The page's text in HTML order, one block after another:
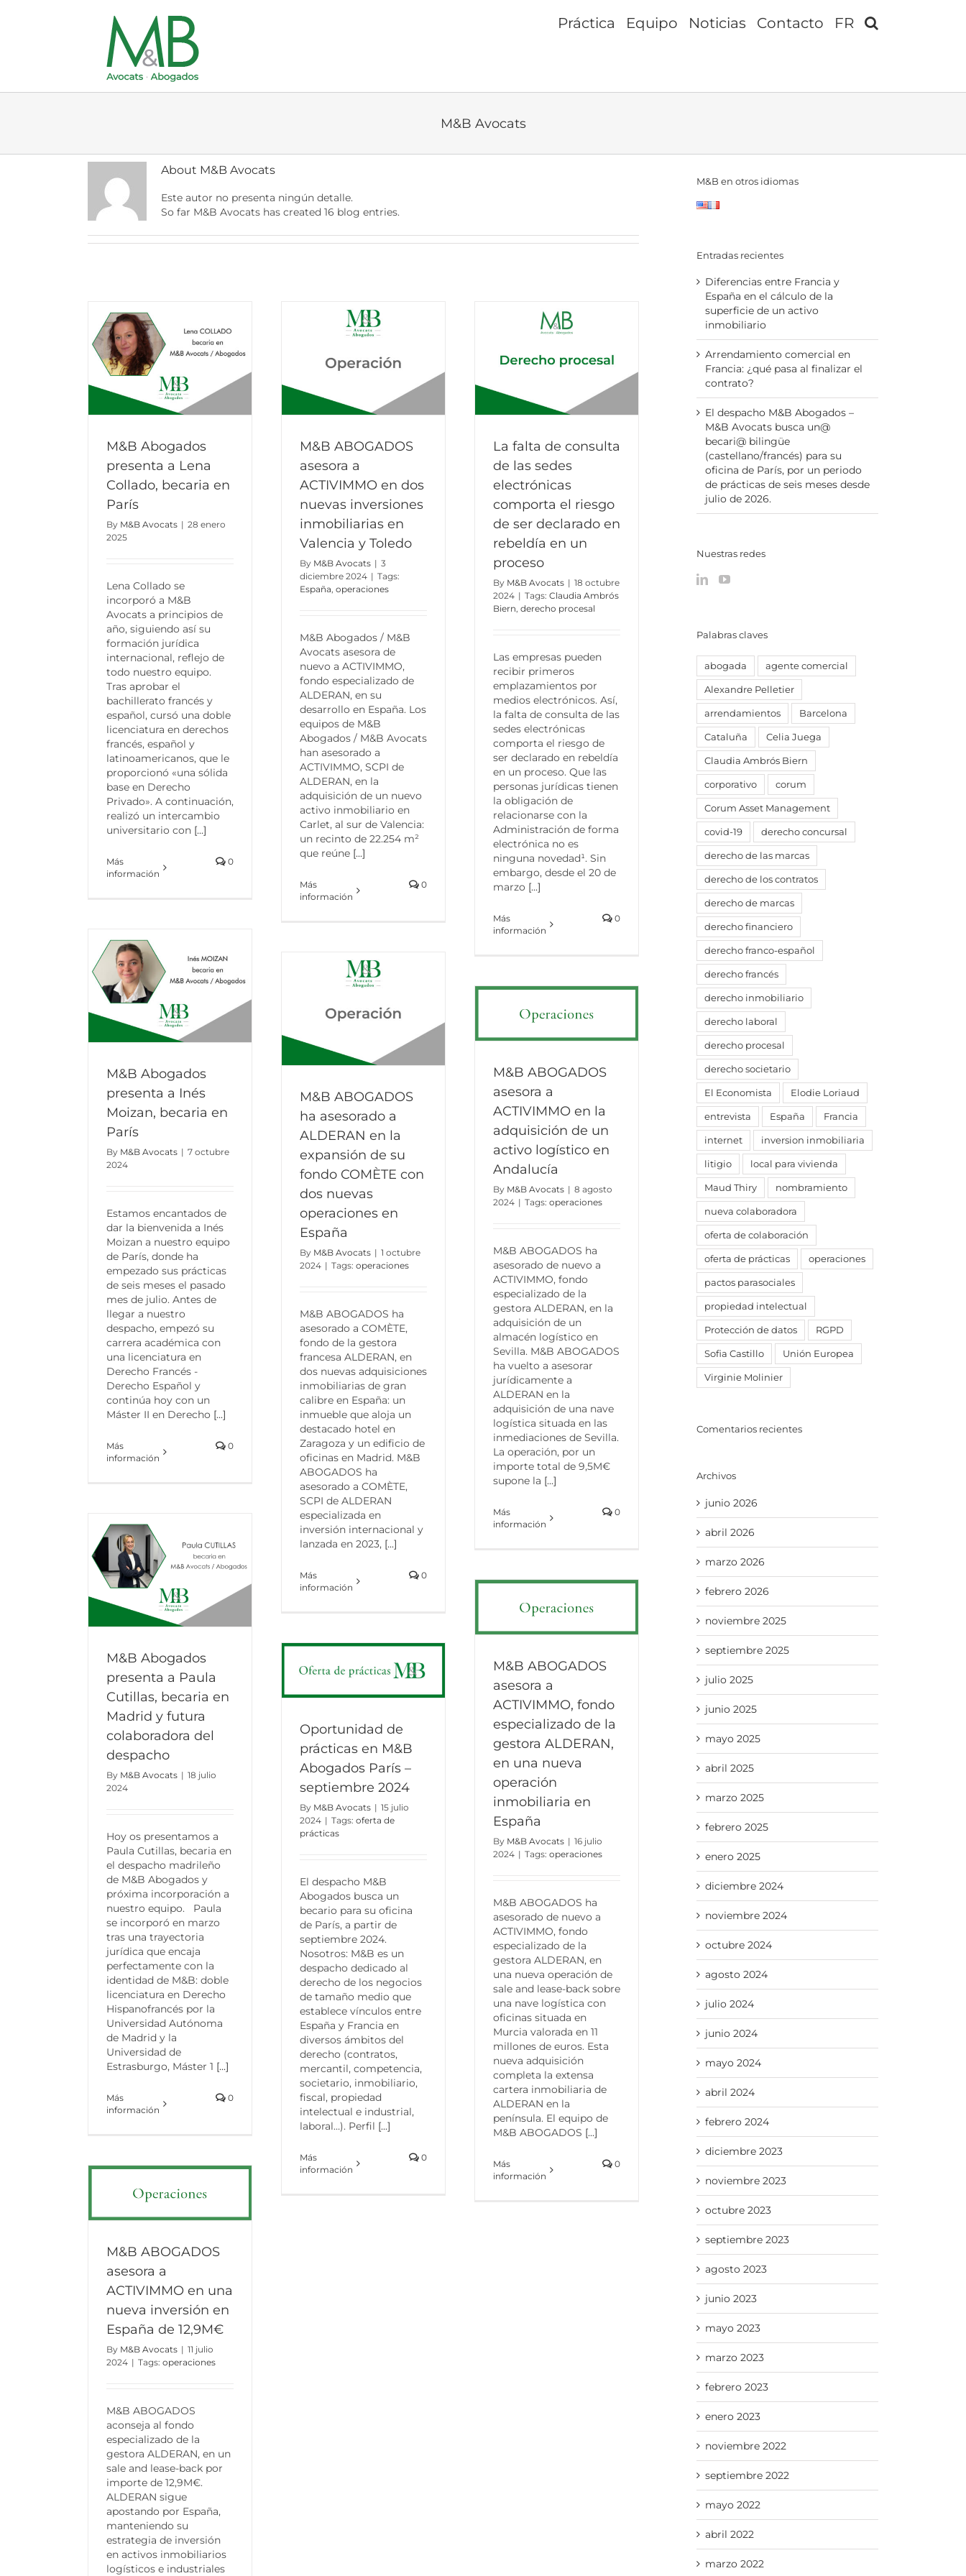
Práctica Equipo Noticias Contacto FR
M&B Avocats
About M&B Avocats
Este autor no presenta ningún detalle.
So far M&B Avocats has created 16 blog entries.
M&B Abogados
presenta a Lena
Collado, becaria en
París
By M&B Avocats | 28 enero
2025
Lena Collado se
incorporó a M&B
Avocats a principios de
año, siguiendo así su
formación jurídica
internacional, reflejo de
todo nuestro equipo.
Tras aprobar el
bachillerato francés y
español, cursó una doble
licenciatura en derechos
francés, español y
latinoamericanos, que le
proporcionó «una sólida
base en Derecho
Privado». A continuación,
realizó un intercambio
universitario con [...]
Más
información
0
M&B ABOGADOS
asesora a
ACTIVIMMO en dos
nuevas inversiones
inmobiliarias en
Valencia y Toledo
By M&B Avocats | 3
diciembre 2024 | Tags:
España, operaciones
M&B Abogados / M&B
Avocats asesora de
nuevo a ACTIVIMMO,
fondo especializado de
ALDERAN, en su
desarrollo en España. Los
equipos de M&B
Abogados / M&B Avocats
han asesorado a
ACTIVIMMO, SCPI de
ALDERAN, en la
adquisición de un nuevo
activo inmobiliario en
Carlet, al sur de Valencia:
un recinto de 22.254 m²
que reúne [...]
Más
información
0
La falta de consulta
de las sedes
electrónicas
comporta el riesgo
de ser declarado en
rebeldía en un
proceso
By M&B Avocats | 18 octubre
2024 | Tags: Claudia Ambrós
Biern, derecho procesal
Las empresas pueden
recibir primeros
emplazamientos por
medios electrónicos. Así,
la falta de consulta de las
sedes electrónicas
comporta el riesgo de
ser declarado en rebeldía
en un proceso. Que las
personas jurídicas tienen
la obligación de
relacionarse con la
Administración de forma
electrónica no es
ninguna novedad¹. Sin
embargo, desde el 20 de
marzo [...]
Más
información
0
M&B Abogados
presenta a Inés
Moizan, becaria en
París
By M&B Avocats | 7 octubre
2024
Estamos encantados de
dar la bienvenida a Inés
Moizan a nuestro equipo
de París, donde ha
empezado sus prácticas
de seis meses el pasado
mes de julio. Antes de
llegar a nuestro
despacho, empezó su
carrera académica con
una licenciatura en
Derecho Francés -
Derecho Español y
continúa hoy con un
Máster II en Derecho [...]
Más
información
0
M&B ABOGADOS
ha asesorado a
ALDERAN en la
expansión de su
fondo COMÈTE con
dos nuevas
operaciones en
España
By M&B Avocats | 1 octubre
2024 | Tags: operaciones
M&B ABOGADOS ha
asesorado a COMÈTE,
fondo de la gestora
francesa ALDERAN, en
dos nuevas adquisiciones
inmobiliarias de gran
calibre en España: un
inmueble que aloja un
destacado hotel en
Zaragoza y un edificio de
oficinas en Madrid. M&B
ABOGADOS ha
asesorado a COMÈTE,
SCPI de ALDERAN
especializada en
inversión internacional y
lanzada en 2023, [...]
Más
información
0
M&B ABOGADOS
asesora a
ACTIVIMMO en la
adquisición de un
activo logístico en
Andalucía
By M&B Avocats | 8 agosto
2024 | Tags: operaciones
M&B ABOGADOS ha
asesorado de nuevo a
ACTIVIMMO, fondo
especializado de la
gestora ALDERAN, en la
adquisición de un
almacén logístico en
Sevilla. M&B ABOGADOS
ha vuelto a asesorar
jurídicamente a
ALDERAN en la
adquisición de una nave
logística situada en las
inmediaciones de Sevilla.
La operación, por un
importe total de 9,5M€
supone la [...]
Más
información
0
M&B Abogados
presenta a Paula
Cutillas, becaria en
Madrid y futura
colaboradora del
despacho
By M&B Avocats | 18 julio
2024
Hoy os presentamos a
Paula Cutillas, becaria en
el despacho madrileño
de M&B Abogados y
próxima incorporación a
nuestro equipo. Paula
se incorporó en marzo
tras una trayectoria
jurídica que encaja
perfectamente con la
identidad de M&B: doble
licenciatura en Derecho
Hispanofrancés por la
Universidad Autónoma
de Madrid y la
Universidad de
Estrasburgo, Máster 1 [...]
Más
información
0
M&B ABOGADOS
asesora a
ACTIVIMMO, fondo
especializado de la
gestora ALDERAN,
en una nueva
operación
inmobiliaria en
España
By M&B Avocats | 16 julio
2024 | Tags: operaciones
M&B ABOGADOS ha
asesorado de nuevo a
ACTIVIMMO, fondo
especializado de la
gestora ALDERAN, en
una nueva operación de
sale and lease-back sobre
una nave logística con
oficinas situada en
Murcia valorada en 11
millones de euros. Esta
nueva adquisición
completa la extensa
cartera inmobiliaria de
ALDERAN en la
península. El equipo de
M&B ABOGADOS [...]
Más
información
0
Oportunidad de
prácticas en M&B
Abogados París –
septiembre 2024
By M&B Avocats | 15 julio
2024 | Tags: oferta de
prácticas
El despacho M&B
Abogados busca un
becario para su oficina
de París, a partir de
septiembre 2024.
Nosotros: M&B es un
despacho dedicado al
derecho de los negocios
de tamaño medio que
establece vínculos entre
España y Francia en
diversos ámbitos del
derecho (contratos,
mercantil, competencia,
societario, inmobiliario,
fiscal, propiedad
intelectual e industrial,
laboral…). Perfil [...]
Más
información
0
M&B ABOGADOS
asesora a
ACTIVIMMO en una
nueva inversión en
España de 12,9M€
By M&B Avocats | 11 julio
2024 | Tags: operaciones
M&B ABOGADOS
aconseja al fondo
especializado de la
gestora ALDERAN, en un
sale and lease-back por
importe de 12,9M€.
ALDERAN sigue
apostando por España,
manteniendo su
estrategia de inversión
en activos inmobiliarios
logísticos e industriales
M&B en otros idiomas
Entradas recientes
Diferencias entre Francia y
España en el cálculo de la
superficie de un activo
inmobiliario
Arrendamiento comercial en
Francia: ¿qué pasa al finalizar el
contrato?
El despacho M&B Abogados –
M&B Avocats busca un@
becari@ bilingüe
(castellano/francés) para su
oficina de París, por un periodo
de prácticas de seis meses desde
julio de 2026.
Nuestras redes
Palabras claves
abogada agente comercial
Alexandre Pelletier
arrendamientos Barcelona
Cataluña Celia Juega
Claudia Ambrós Biern
corporativo corum
Corum Asset Management
covid-19 derecho concursal
derecho de las marcas
derecho de los contratos
derecho de marcas
derecho financiero
derecho franco-español
derecho francés
derecho inmobiliario
derecho laboral
derecho procesal
derecho societario
El Economista Elodie Loriaud
entrevista España Francia
internet inversion inmobiliaria
litigio local para vivienda
Maud Thiry nombramiento
nueva colaboradora
oferta de colaboración
oferta de prácticas operaciones
pactos parasociales
propiedad intelectual
Protección de datos RGPD
Sofia Castillo Unión Europea
Virginie Molinier
Comentarios recientes
Archivos
junio 2026
abril 2026
marzo 2026
febrero 2026
noviembre 2025
septiembre 2025
julio 2025
junio 2025
mayo 2025
abril 2025
marzo 2025
febrero 2025
enero 2025
diciembre 2024
noviembre 2024
octubre 2024
agosto 2024
julio 2024
junio 2024
mayo 2024
abril 2024
febrero 2024
diciembre 2023
noviembre 2023
octubre 2023
septiembre 2023
agosto 2023
junio 2023
mayo 2023
marzo 2023
febrero 2023
enero 2023
noviembre 2022
septiembre 2022
mayo 2022
abril 2022
marzo 2022